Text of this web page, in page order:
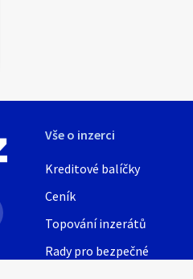
Vše o inzerci
Kreditové balíčky
Ceník
Topování inzerátů
Rady pro bezpečné